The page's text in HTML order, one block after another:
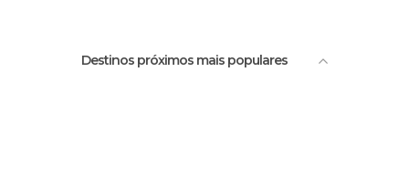
Destinos próximos mais populares